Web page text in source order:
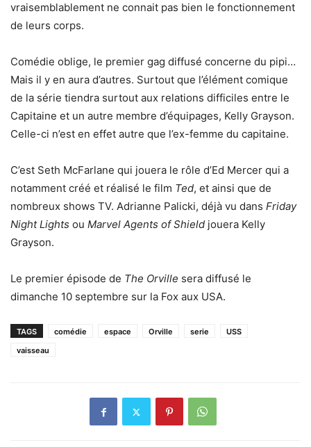
vraisemblablement ne connait pas bien le fonctionnement
de leurs corps.
Comédie oblige, le premier gag diffusé concerne du pipi…
Mais il y en aura d’autres. Surtout que l’élément comique
de la série tiendra surtout aux relations difficiles entre le
Capitaine et un autre membre d’équipages, Kelly Grayson.
Celle-ci n’est en effet autre que l’ex-femme du capitaine.
C’est Seth McFarlane qui jouera le rôle d’Ed Mercer qui a
notamment créé et réalisé le film Ted, et ainsi que de
nombreux shows TV. Adrianne Palicki, déjà vu dans Friday
Night Lights ou Marvel Agents of Shield jouera Kelly
Grayson.
Le premier épisode de The Orville sera diffusé le
dimanche 10 septembre sur la Fox aux USA.
TAGS comédie espace Orville serie
USS
vaisseau